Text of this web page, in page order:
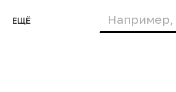
ЕЩЁ